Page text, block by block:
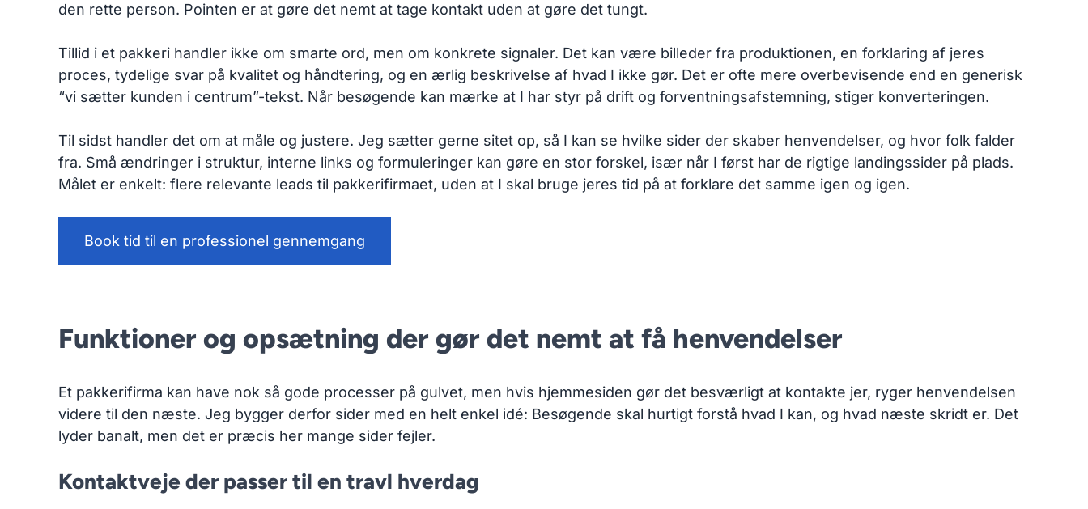
den rette person. Pointen er at gøre det nemt at tage kontakt uden at gøre det tungt.
Tillid i et pakkeri handler ikke om smarte ord, men om konkrete signaler. Det kan være billeder fra produktionen, en forklaring af jeres
proces, tydelige svar på kvalitet og håndtering, og en ærlig beskrivelse af hvad I ikke gør. Det er ofte mere overbevisende end en generisk
“vi sætter kunden i centrum”-tekst. Når besøgende kan mærke at I har styr på drift og forventningsafstemning, stiger konverteringen.
Til sidst handler det om at måle og justere. Jeg sætter gerne sitet op, så I kan se hvilke sider der skaber henvendelser, og hvor folk falder
fra. Små ændringer i struktur, interne links og formuleringer kan gøre en stor forskel, især når I først har de rigtige landingssider på plads.
Målet er enkelt: flere relevante leads til pakkerifirmaet, uden at I skal bruge jeres tid på at forklare det samme igen og igen.
Book tid til en professionel gennemgang
Funktioner og opsætning der gør det nemt at få henvendelser
Et pakkerifirma kan have nok så gode processer på gulvet, men hvis hjemmesiden gør det besværligt at kontakte jer, ryger henvendelsen
videre til den næste. Jeg bygger derfor sider med en helt enkel idé: Besøgende skal hurtigt forstå hvad I kan, og hvad næste skridt er. Det
lyder banalt, men det er præcis her mange sider fejler.
Kontaktveje der passer til en travl hverdag